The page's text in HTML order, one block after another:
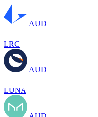
AUD
LRC
AUD
LUNA